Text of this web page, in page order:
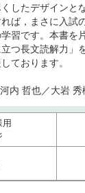
したデザインと
ば，まさに入試
学習です。本書を
つ長文読解力」
ております。
内 哲也／大岩 秀